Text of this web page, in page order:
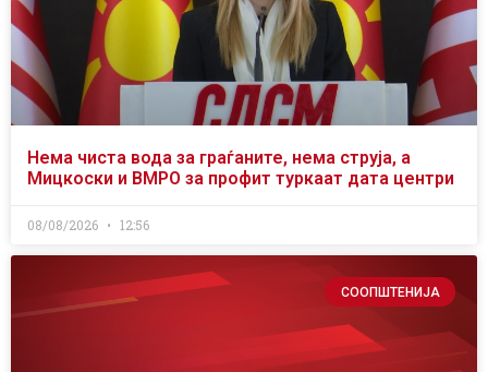
Нема чиста вода за граѓаните, нема струја, а
Мицкоски и ВМРО за профит туркаат дата центри
08/08/2026 12:56
СООПШТЕНИЈА